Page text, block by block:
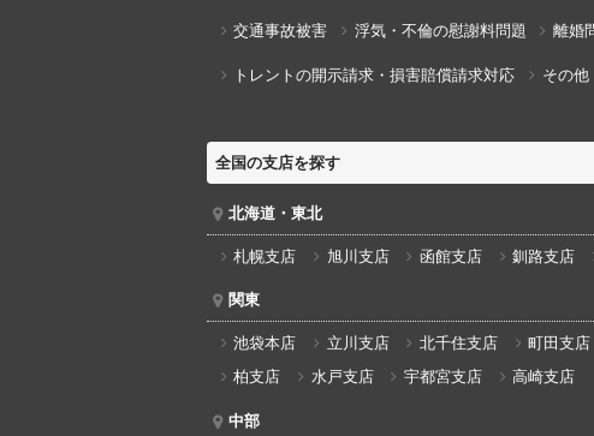
交通事故被害 浮気・不倫の慰謝料問題 離婚
トレントの開示請求・損害賠償請求対応 その他
全国の支店を探す
北海道・東北
札幌支店 旭川支店 函館支店 釧路支店
関東
池袋本店 立川支店 北千住支店 町田支店
柏支店
水戸支店 宇都宮支店 高崎支店
中部